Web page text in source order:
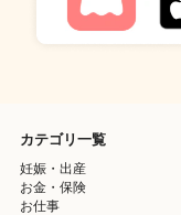
カテゴリ一覧
妊娠・出産
お金・保険
お仕事